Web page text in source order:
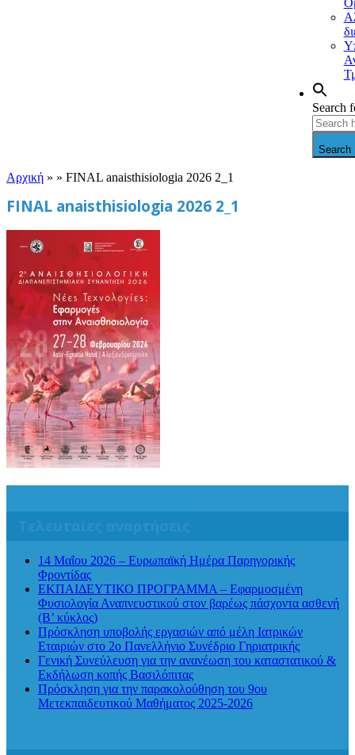
Search
Search
Αρχική » » FINAL anaisthisiologia 2026 2_1
FINAL anaisthisiologia 2026 2_1
14 Μαΐου 2026 – Ευρωπαϊκή Ημέρα Παρηγορικής
Φροντίδας
ΕΚΠΑΙΔΕΥΤΙΚΟ ΠΡΟΓΡΑΜΜΑ – Εφαρμοσμένη
Φυσιολογία Αναπνευστικού στον βαρέως πάσχοντα ασθενή
(Β’ κύκλος)
Πρόσκληση υποβολής εργασιών από μέλη Ιατρικών
Εταιριών στο 2ο Πανελλήνιο Συνέδριο Γηριατρικής
Γενική Συνεύλευση για την ανανέωση του καταστατικού &
Εκδήλωση κοπής Βασιλόπιτας
Πρόσκληση για την παρακολούθηση του 9ου
Μετεκπαιδευτικού Μαθήματος 2025-2026